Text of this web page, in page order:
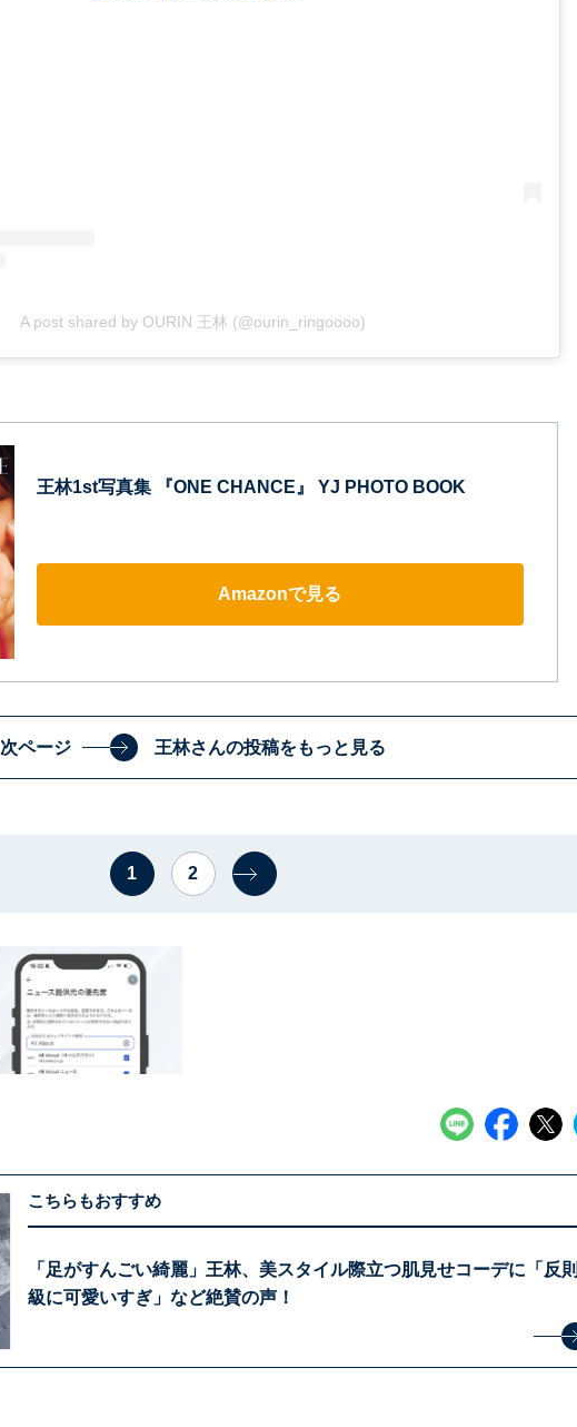
A post shared by OURIN 王林 (@ourin_ringoooo)
王林1st写真集 『ONE CHANCE』 YJ PHOTO BOOK
Amazonで見る
次ページ 王林さんの投稿をもっと見る
1 2
こちらもおすすめ
「足がすんごい綺麗」王林、美スタイル際立つ肌見せコーデに「反則
級に可愛いすぎ」など絶賛の声！